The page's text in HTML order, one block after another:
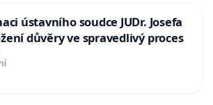
ústavního soudce JUDr. Josefa
důvěry ve spravedlivý proces